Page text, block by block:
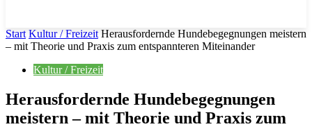
Start Kultur / Freizeit Herausfordernde Hundebegegnungen meistern
– mit Theorie und Praxis zum entspannteren Miteinander
Kultur / Freizeit
Herausfordernde Hundebegegnungen
meistern – mit Theorie und Praxis zum